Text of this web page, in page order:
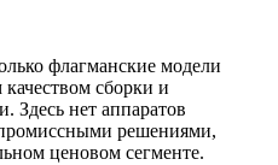
флагманские модели
сборки и
Здесь нет аппаратов
решениями,
ценовом сегменте.